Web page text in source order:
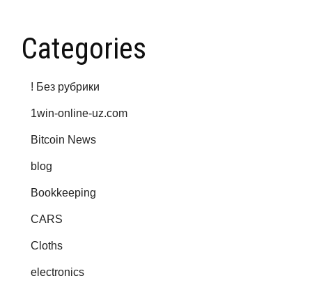
Categories
! Без рубрики
1win-online-uz.com
Bitcoin News
blog
Bookkeeping
CARS
Cloths
electronics